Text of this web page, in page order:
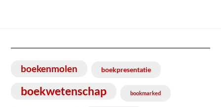
boekenmolen boekpresentatie
boekwetenschap bookmarked